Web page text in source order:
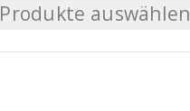
Produkte auswählen